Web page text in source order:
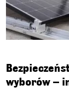
wyborów –